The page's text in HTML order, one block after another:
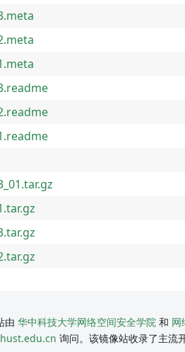
由 华中科技大学网络空间安全学院 和 网
询问。该镜像站收录了主流